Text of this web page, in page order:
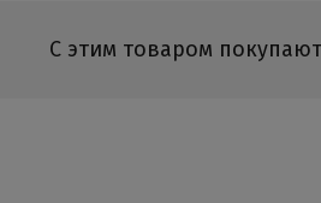
С этим товаром покупают